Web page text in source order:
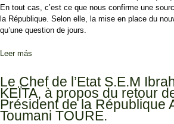
En tout cas, c’est ce que nous confirme une
la République. Selon elle, la mise en place du
qu’une question de jours.
Leer más
Le Chef de l’Etat S.E.M
KEÏTA, à propos du retour
Président de la République
Toumani TOURE.